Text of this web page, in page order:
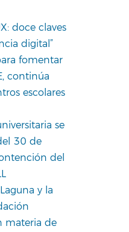
doce claves
digital”
fomentar
continúa
escolares
se
30 de
del
y la
materia de